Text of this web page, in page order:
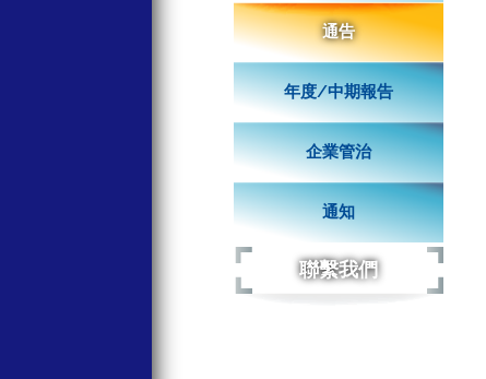
通告
年度/中期報告
企業管治
通知
聯繫我們